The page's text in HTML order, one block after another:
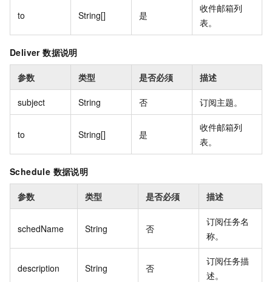
to String[] 是
收件邮箱列
表。
Deliver 数据说明
参数 类型 是否必须 描述
subject String 否 订阅主题。
to String[] 是
收件邮箱列
表。
Schedule 数据说明
参数 类型 是否必须 描述
schedName String 否
订阅任务名
称。
description String 否
订阅任务描
述。